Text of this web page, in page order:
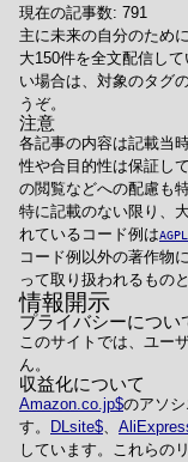
現在の記事数: 791
主に未来の自分のため
大150件を全文配信し
い場合は、対象のタグ
うぞ。
注意
各記事の内容は記載当
性や合目的性は保証し
の閲覧などへの配慮も
特に記載のない限り、
れているコード例は
コード例以外の著作物
って取り扱われるもの
情報開示
プライバシーについ
このサイトでは、ユー
ん。
収益化について
Amazon.co.jp のアソ
す。
DLsite 、
しています。これらの